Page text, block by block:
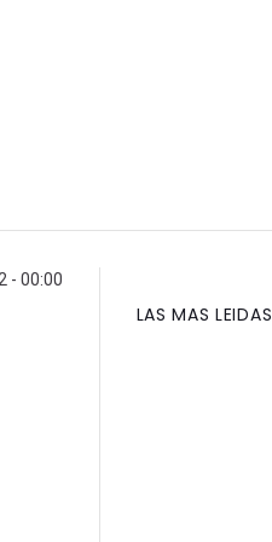
- 00:00
LAS MAS LEIDAS